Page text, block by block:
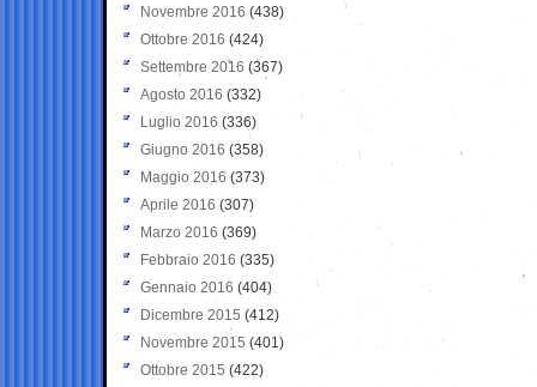
Novembre 2016 (438)
Ottobre 2016 (424)
Settembre 2016 (367)
Agosto 2016 (332)
Luglio 2016 (336)
Giugno 2016 (358)
Maggio 2016 (373)
Aprile 2016 (307)
Marzo 2016 (369)
Febbraio 2016 (335)
Gennaio 2016 (404)
Dicembre 2015 (412)
Novembre 2015 (401)
Ottobre 2015 (422)